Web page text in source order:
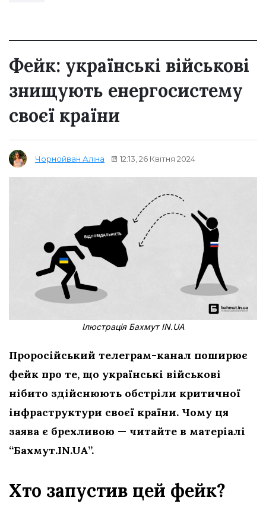
Фейк: українські військові
знищують енергосистему
своєї країни
Чорнойван Аліна 12:13, 26 Квітня 2024
Ілюстрація Бахмут IN.UA
Проросійський телеграм-канал поширює
фейк про те, що українські військові
нібито здійснюють обстріли критичної
інфраструктури своєї країни. Чому ця
заява є брехливою — читайте в матеріалі
“Бахмут.IN.UA”.
Хто запустив цей фейк?